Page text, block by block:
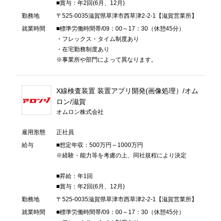
■賞与：年2回(6月、12月)
勤務地
〒525-0035滋賀県草津市西草津2-2-1【滋賀営業所】
就業時間
■標準労働時間帯/09：00～17：30（休憩45分）
・フレックス・タイム制度あり
・在宅勤務制度あり
※事業所や部門によって異なります。
X線検査装置 装置アプリ開発(画像処理）/オム
ロン/滋賀
オムロン株式会社
雇用形態
正社員
給与
■想定年収：500万円～1000万円
※経験・能力等を考慮の上、同社規程により決定
■昇給：年1回
■賞与：年2回(6月、12月)
勤務地
〒525-0035滋賀県草津市西草津2-2-1【滋賀営業所】
就業時間
■標準労働時間帯/09：00～17：30（休憩45分）